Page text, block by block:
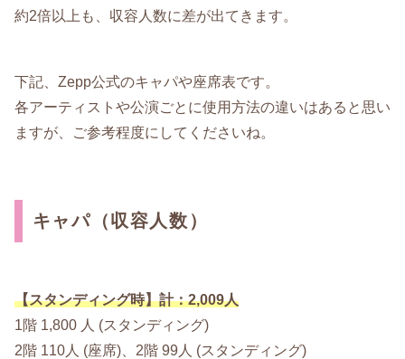
約2倍以上も、収容人数に差が出てきます。
下記、Zepp公式のキャパや座席表です。
各アーティストや公演ごとに使用方法の違いはあると思い
ますが、ご参考程度にしてくださいね。
キャパ（収容人数）
【スタンディング時】計：2,009人
1階 1,800 人 (スタンディング)
2階 110人 (座席)、2階 99人 (スタンディング)